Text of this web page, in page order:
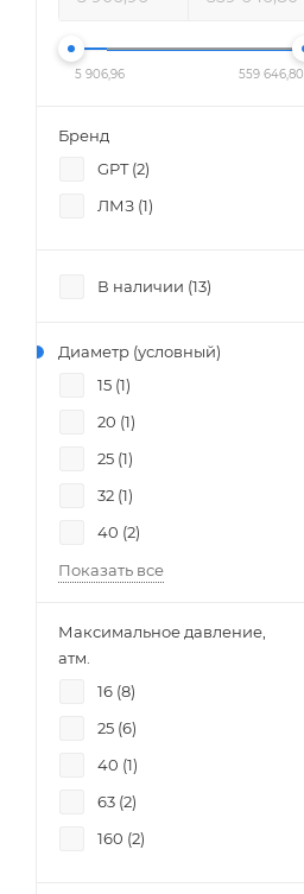
5 906,96 559 646,80
Бренд
GPT (2)
ЛМЗ (1)
В наличии (13)
Диаметр (условный)
15 (1)
20 (1)
25 (1)
32 (1)
40 (2)
Показать все
Максимальное давление,
атм.
16 (8)
25 (6)
40 (1)
63 (2)
160 (2)